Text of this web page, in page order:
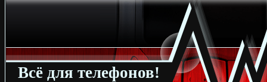
Всё для телефонов!